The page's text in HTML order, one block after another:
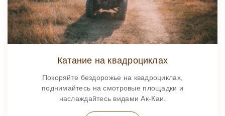
Катание на квадроциклах
Покоряйте бездорожье на квадроциклах,
поднимайтесь на смотровые площадки и
наслаждайтесь видами Ак-Каи.